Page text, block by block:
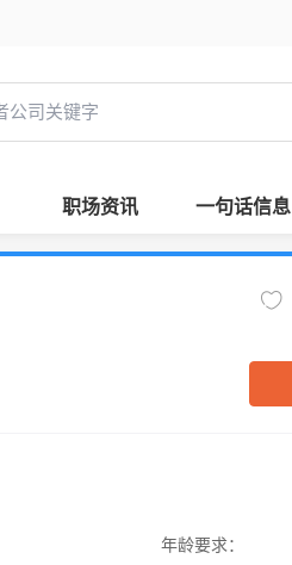
职场资讯 一句话信息
年龄要求：